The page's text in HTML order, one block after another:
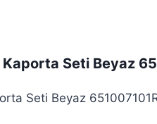
Seti Beyaz
Seti Beyaz